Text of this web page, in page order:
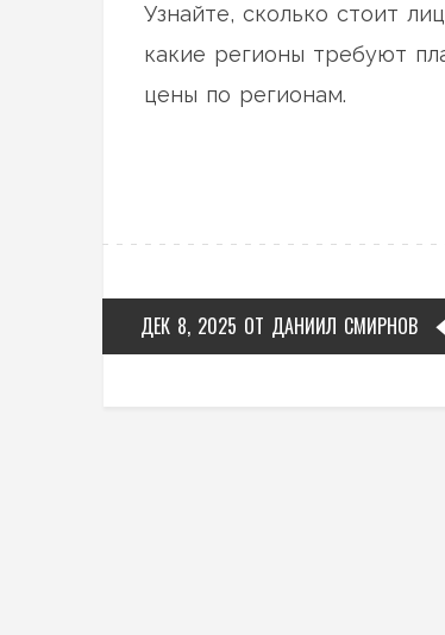
Узнайте, сколько стоит
какие регионы требуют
цены по регионам.
ДЕК 8, 2025 ОТ ДАНИИЛ СМИРНОВ